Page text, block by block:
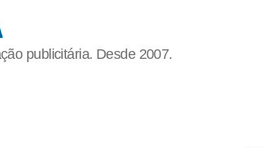
publicitária. Desde 2007.